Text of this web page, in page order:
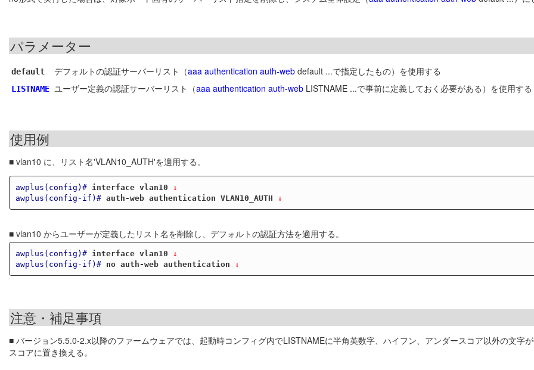
パラメーター
default デフォルトの認証サーバーリスト（aaa authentication auth-web default ...で指定したもの）を使用する
LISTNAME ユーザー定義の認証サーバーリスト（aaa authentication auth-web LISTNAME ...で事前に定義しておく必要がある）を使用する
使用例
■ vlan10 に、リスト名'VLAN10_AUTH'を適用する。
awplus(config)# interface vlan10 ↓
awplus(config-if)# auth-web authentication VLAN10_AUTH ↓
■ vlan10 からユーザーが定義したリスト名を削除し、デフォルトの認証方法を適用する。
awplus(config)# interface vlan10 ↓
awplus(config-if)#
no auth-web authentication ↓
注意・補足事項
■ バージョン5.5.0-2.x以降のファームウェアでは、起動時コンフィグ内でLISTNAMEに半角英数字、ハイフン、アンダースコア以外の文字
スコアに置き換える。